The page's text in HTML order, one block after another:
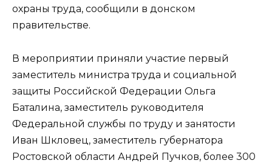
охраны труда, сообщили в донском
правительстве.
В мероприятии приняли участие первый
заместитель министра труда и социальной
защиты Российской Федерации Ольга
Баталина, заместитель руководителя
Федеральной службы по труду и занятости
Иван Шкловец, заместитель губернатора
Ростовской области Андрей Пучков, более 300